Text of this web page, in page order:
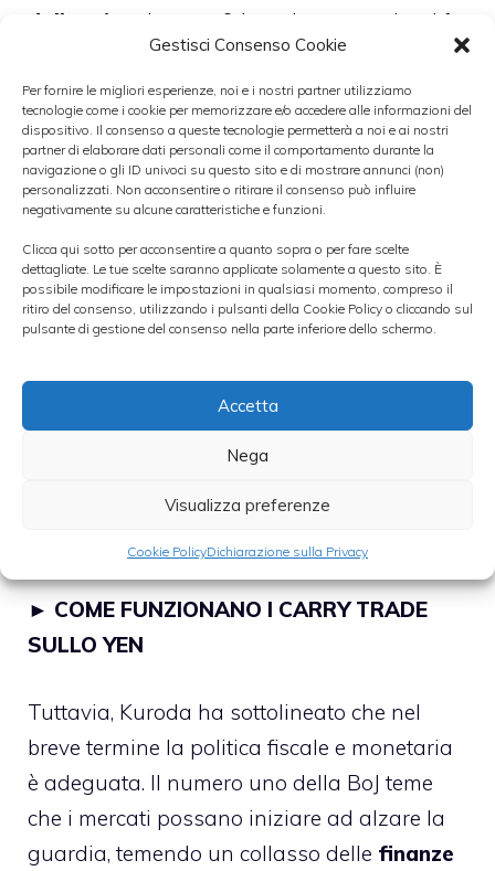
Gestisci Consenso Cookie
Per fornire le migliori esperienze, noi e i nostri partner utilizziamo
tecnologie come i cookie per memorizzare e/o accedere alle informazioni del
dispositivo. Il consenso a queste tecnologie permetterà a noi e ai nostri
partner di elaborare dati personali come il comportamento durante la
navigazione o gli ID univoci su questo sito e di mostrare annunci (non)
personalizzati. Non acconsentire o ritirare il consenso può influire
negativamente su alcune caratteristiche e funzioni.
Clicca qui sotto per acconsentire a quanto sopra o per fare scelte
dettagliate. Le tue scelte saranno applicate solamente a questo sito. È
possibile modificare le impostazioni in qualsiasi momento, compreso il
ritiro del consenso, utilizzando i pulsanti della Cookie Policy o cliccando sul
pulsante di gestione del consenso nella parte inferiore dello schermo.
Accetta
Nega
Visualizza preferenze
Cookie PolicyDichiarazione sulla Privacy
dollaro/yen in area 94, anche se tre giorni fa
i prezzi erano scesi fino in area 93,50.
►CAMBIO EURO/DOLLARO CROLLA A
1,2750 SUI MINIMI A 4 MESI
Intanto, mentre lo yen prova a rialzare la
testa dopo mesi di forti perdite, laBank of
Japanha lanciato un allarme sulla
sostenibilità deldebito pubblicodel paese
BoJ della prossima settimana, il nuovo
governatoreHaruiko Kurodaha dichiarato
che il debito pubblico dl Giappone è
“anormale” e “insostenibile” nel lungo
► COME FUNZIONANO I CARRY TRADE
SULLO YEN
Tuttavia, Kuroda ha sottolineato che nel
breve termine la politica fiscale e monetaria
è adeguata. Il numero uno della BoJ teme
che i mercati possano iniziare ad alzare la
guardia, temendo un collasso delle finanze